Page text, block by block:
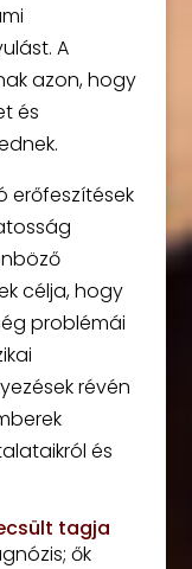
A
azon, hogy
és
erőfeszítések
célja, hogy
problémái
révén
és
tagja
ők